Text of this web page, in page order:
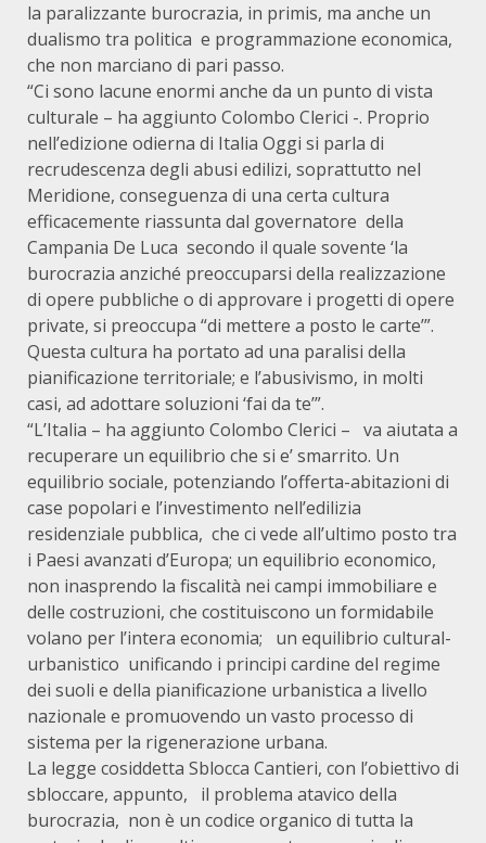
la paralizzante burocrazia, in primis, ma anche un
dualismo tra politica e programmazione economica,
che non marciano di pari passo.
“Ci sono lacune enormi anche da un punto di vista
culturale – ha aggiunto Colombo Clerici -. Proprio
nell’edizione odierna di Italia Oggi si parla di
recrudescenza degli abusi edilizi, soprattutto nel
Meridione, conseguenza di una certa cultura
efficacemente riassunta dal governatore della
Campania De Luca secondo il quale sovente ‘la
burocrazia anziché preoccuparsi della realizzazione
di opere pubbliche o di approvare i progetti di opere
private, si preoccupa “di mettere a posto le carte’”.
Questa cultura ha portato ad una paralisi della
pianificazione territoriale; e l’abusivismo, in molti
casi, ad adottare soluzioni ‘fai da te’”.
“L’Italia – ha aggiunto Colombo Clerici – va aiutata a
recuperare un equilibrio che si e’ smarrito. Un
equilibrio sociale, potenziando l’offerta-abitazioni di
case popolari e l’investimento nell’edilizia
residenziale pubblica, che ci vede all’ultimo posto tra
i Paesi avanzati d’Europa; un equilibrio economico,
non inasprendo la fiscalità nei campi immobiliare e
delle costruzioni, che costituiscono un formidabile
volano per l’intera economia; un equilibrio cultural-
urbanistico unificando i principi cardine del regime
dei suoli e della pianificazione urbanistica a livello
nazionale e promuovendo un vasto processo di
sistema per la rigenerazione urbana.
La legge cosiddetta Sblocca Cantieri, con l’obiettivo di
sbloccare, appunto, il problema atavico della
burocrazia, non è un codice organico di tutta la